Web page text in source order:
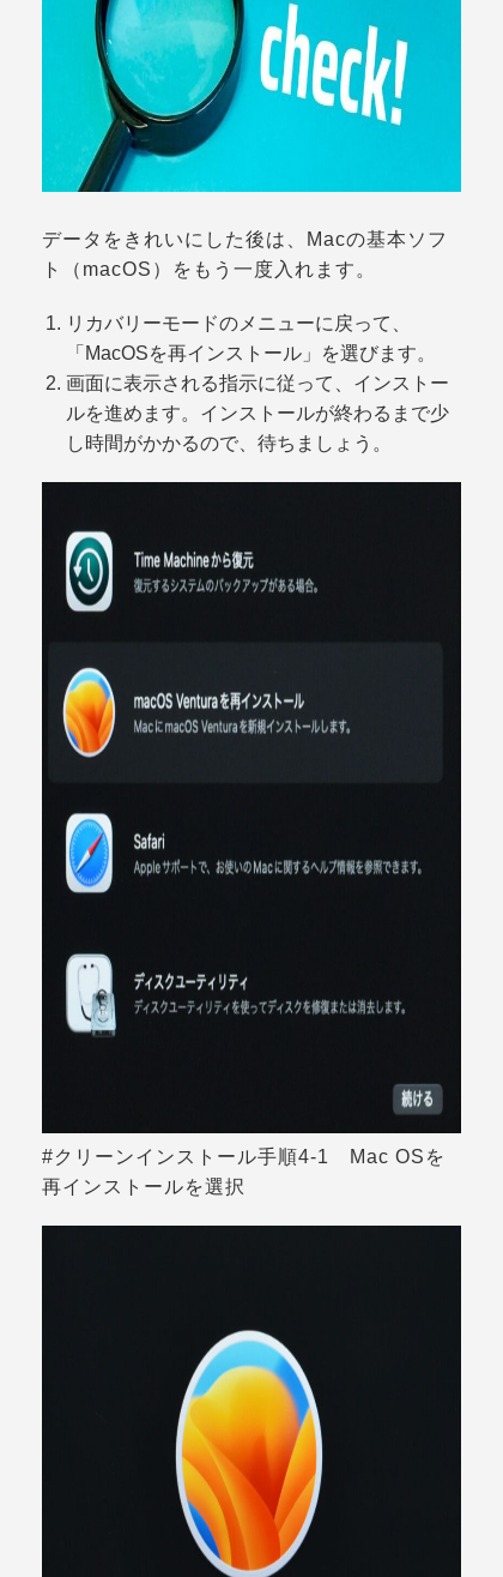
データをきれいにした後は、Macの基本ソフ
ト（macOS）をもう一度入れます。
リカバリーモードのメニューに戻って、
「 MacOSを再インストール 」を選びます。
画面に表示される指示に従って、インストー
ルを進めます。インストールが終わるまで少
し時間がかかるので、待ちましょう。
#クリーンインストール手順4-1 Mac OSを
再インストールを選択